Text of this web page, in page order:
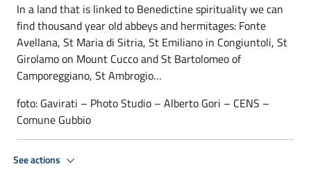
In a land that is linked to Benedictine spirituality we can
find thousand year old abbeys and hermitages: Fonte
Avellana, St Maria di Sitria, St Emiliano in Congiuntoli, St
Girolamo on Mount Cucco and St Bartolomeo of
Camporeggiano, St Ambrogio…
foto: Gavirati – Photo Studio – Alberto Gori – CENS –
Comune Gubbio
See actions